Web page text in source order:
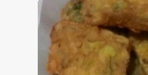
P
o
WARUNG BAROKAH